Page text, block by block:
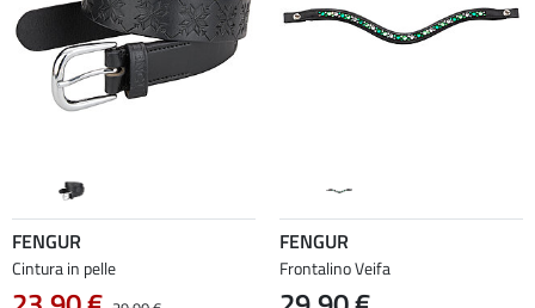
FENGUR
Cintura in pelle
FENGUR
Frontalino Veifa